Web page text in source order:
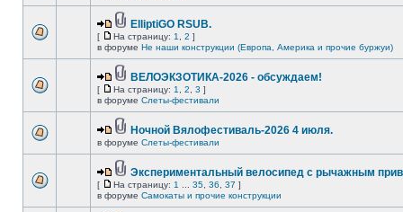
ElliptiGO RSUB.
[ На страницу: 1 2 ]
в форуме Не наши конструкции (Европа, Америка и прочие буржуи)
ВЕЛОЭКЗОТИКА-2026 - обсуждаем!
[ На страницу: 1 2 3 ]
в форуме Слеты-фестивали
Ночной Вялофестиваль-2026 4 июля.
в форуме Слеты-фестивали
Экспериментальный велосипед с рычажным
[ На страницу: 1 35 36 37 ]
в форуме Самокаты и прочие конструкции